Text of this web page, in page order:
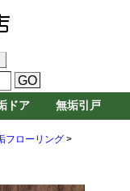
フローリング >
ドア 無垢引戸